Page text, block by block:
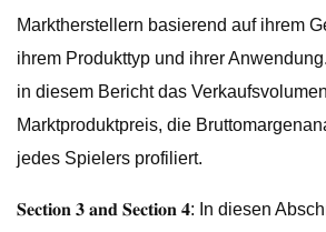
Marktherstellern basierend auf ihrem
ihrem Produkttyp und ihrer
in diesem Bericht das
Marktproduktpreis, die
jedes Spielers profiliert.
𝐒𝐞𝐜𝐭𝐢𝐨𝐧 𝟑 𝐚𝐧𝐝 𝐒𝐞𝐜𝐭𝐢𝐨𝐧 𝟒: In diesen